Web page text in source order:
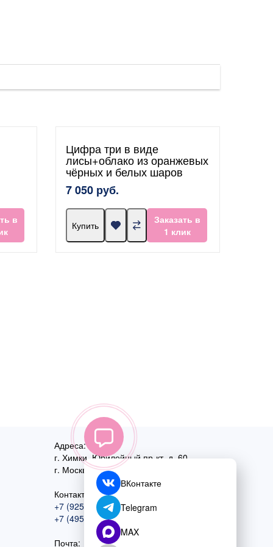
в
Цифра три в виде
лисы+облако из оранжевых
чёрных и белых шаров
7 050 руб.
Купить
Заказать в
1 клик
Адреса:
г. Химки, Юбилейный пр-кт, д. 60
г. Москва,ул. Перовская, д. 59
Контактный номер:
+7 (925) 585-74-27
+7 (495) 970-44-75
Почта:
ВКонтакте
Telegram
MAX